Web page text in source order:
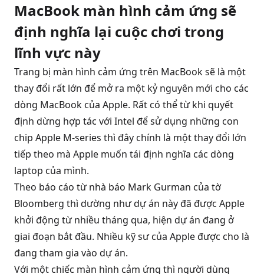
MacBook màn hình cảm ứng sẽ
định nghĩa lại cuộc chơi trong
lĩnh vực này
Trang bị màn hình cảm ứng trên MacBook sẽ là một
thay đổi rất lớn để mở ra một kỷ nguyên mới cho các
dòng MacBook của Apple. Rất có thể từ khi quyết
định dừng hợp tác với Intel để sử dụng những con
chip Apple M-series thì đây chính là một thay đổi lớn
tiếp theo mà Apple muốn tái định nghĩa các dòng
laptop của mình.
Theo báo cáo từ nhà báo Mark Gurman của tờ
Bloomberg thì dường như dự án này đã được Apple
khởi động từ nhiều tháng qua, hiện dự án đang ở
giai đoạn bắt đầu. Nhiều kỹ sư của Apple được cho là
đang tham gia vào dự án.
Với một chiếc màn hình cảm ứng thì người dùng